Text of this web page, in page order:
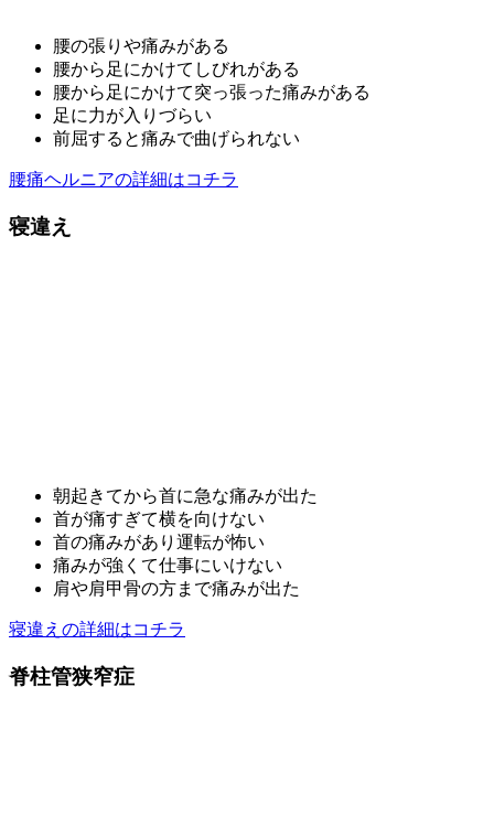
腰の張りや痛みがある
腰から足にかけてしびれがある
腰から足にかけて突っ張った痛みがある
足に力が入りづらい
前屈すると痛みで曲げられない
腰痛ヘルニアの詳細はコチラ
寝違え
朝起きてから首に急な痛みが出た
首が痛すぎて横を向けない
首の痛みがあり運転が怖い
痛みが強くて仕事にいけない
肩や肩甲骨の方まで痛みが出た
寝違えの詳細はコチラ
脊柱管狭窄症